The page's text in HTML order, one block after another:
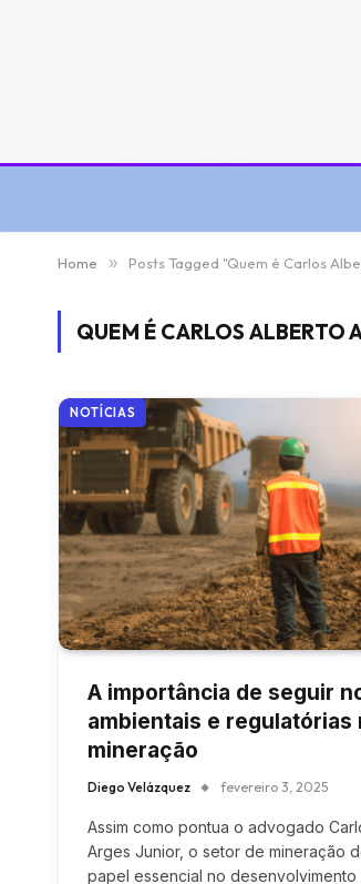
Home » Posts Tagged "Quem é Carlos
QUEM É CARLOS ALBERTO
NOTÍCIAS
A importância de seguir
ambientais e regulatórias
mineração
Diego Velázquez fevereiro 3, 2025
Assim como pontua o advogado
Arges Junior, o setor de mineração
papel essencial no